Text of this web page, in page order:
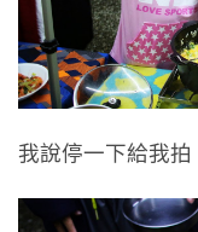
我說停一下給我